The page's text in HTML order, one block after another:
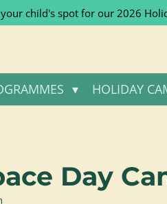
your child's spot for our 2026
HOLIDAY
Day